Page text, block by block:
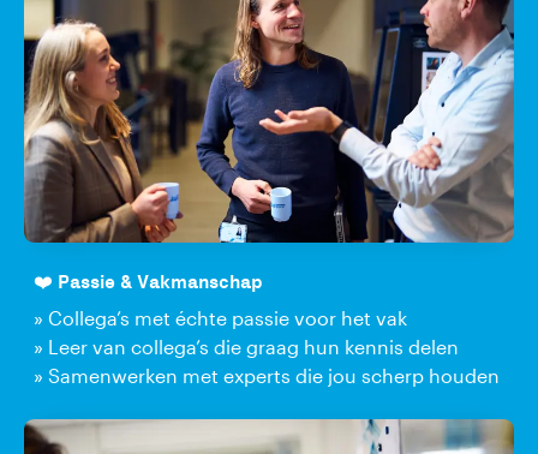
❤️ Passie & Vakmanschap
» Collega’s met échte passie voor het vak
» Leer van collega’s die graag hun kennis delen
» Samenwerken met experts die jou scherp houden